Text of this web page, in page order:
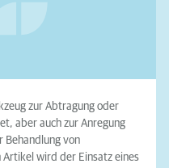
zur Abtragung oder
aber auch zur Anregung
Behandlung von
wird der Einsatz eines